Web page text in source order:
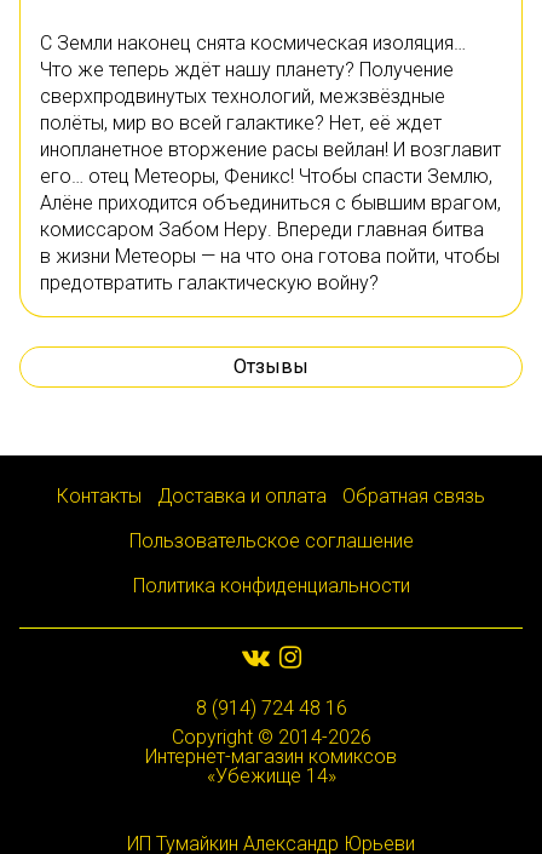
С Земли наконец снята космическая изоляция…
Что же теперь ждёт нашу планету? Получение
сверхпродвинутых технологий, межзвёздные
полёты, мир во всей галактике? Нет, её ждет
инопланетное вторжение расы вейлан! И возглавит
его… отец Метеоры, Феникс! Чтобы спасти Землю,
Алёне приходится объединиться с бывшим врагом,
комиссаром Забом Неру. Впереди главная битва
в жизни Метеоры — на что она готова пойти, чтобы
предотвратить галактическую войну?
Отзывы
Контакты Доставка и оплата
Обратная связь
Пользовательское соглашение
Политика конфиденциальности
8 (914) 724 48 16
Copyright © 2014-2026
Интернет-магазин комиксов
«Убежище 14»
ИП Тумайкин Александр Юрьеви